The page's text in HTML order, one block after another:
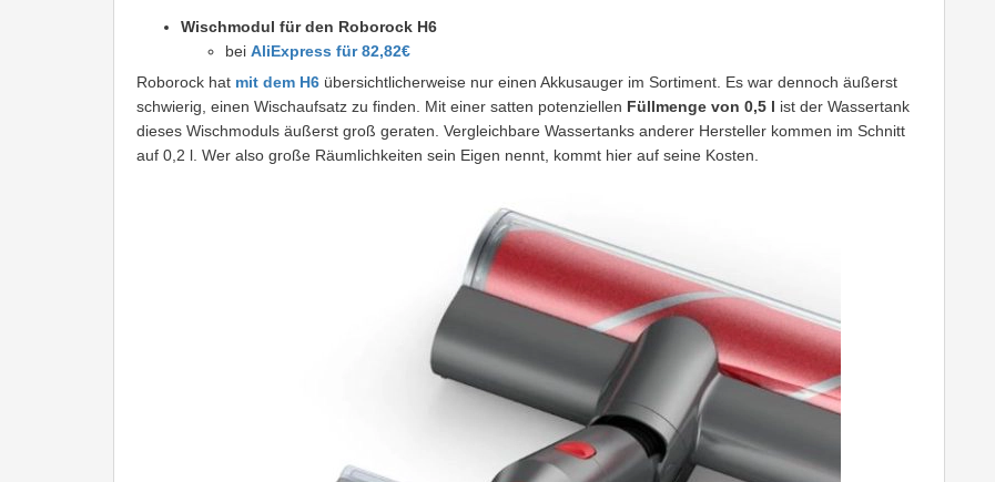
Wischmodul für den Roborock H6
bei AliExpress für 82,82€
Roborock hat mit dem H6 übersichtlicherweise nur einen Akkusauger im Sortiment. Es war dennoch äußerst
schwierig, einen Wischaufsatz zu finden. Mit einer satten potenziellen Füllmenge von 0,5 l ist der Wassertank
dieses Wischmoduls äußerst groß geraten. Vergleichbare Wassertanks anderer Hersteller kommen im Schnitt
auf 0,2 l. Wer also große Räumlichkeiten sein Eigen nennt, kommt hier auf seine Kosten.